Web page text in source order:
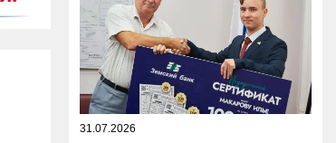
31.07.2026